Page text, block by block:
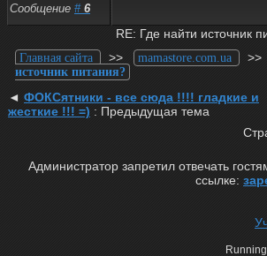
Сообщение # 6
RE: Где найти источник
Главная сайта >> mamastore.com.ua >>
источник питания?
◄ ФОКСятники - все сюда !!!! гладкие и
жесткие !!! =) : Предыдущая тема
Администратор запретил отвечать
ссылке: